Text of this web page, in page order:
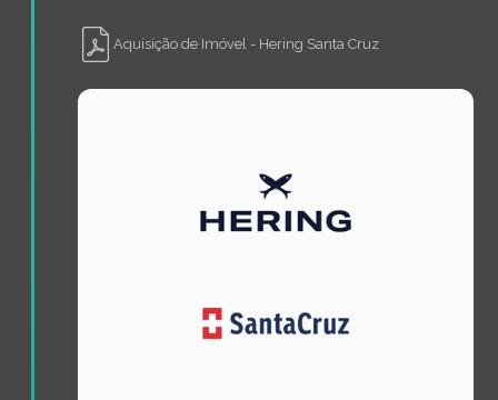
Aquisição de Imóvel - Hering Santa Cruz